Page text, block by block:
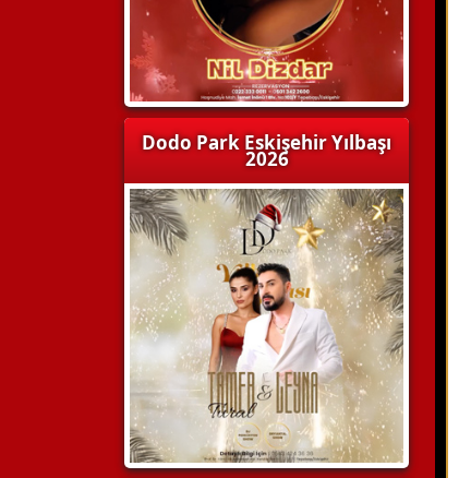
Dodo Park Eskişehir Yılbaşı
2026